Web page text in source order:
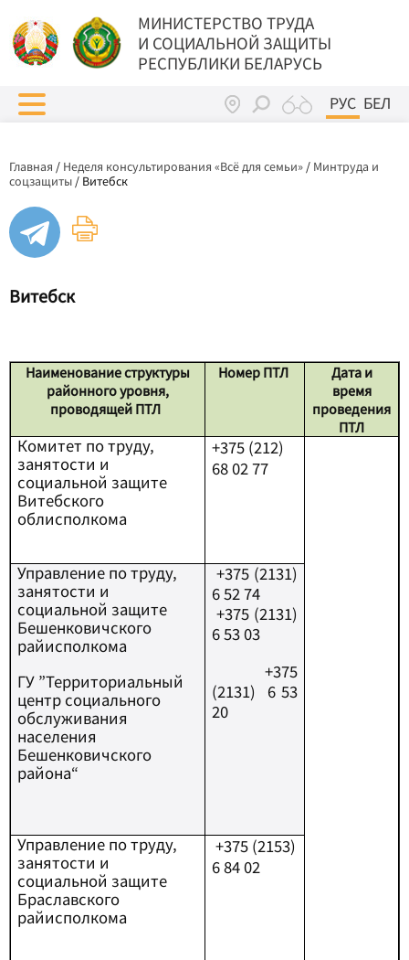
МИНИСТЕРСТВО ТРУДА
И СОЦИАЛЬНОЙ ЗАЩИТЫ
РЕСПУБЛИКИ БЕЛАРУСЬ
РУС БЕЛ
Главная / Неделя консультирования «Всё для семьи» / Минтруда и
соцзащиты / Витебск
Витебск
Наименование структуры
районного уровня,
проводящей ПТЛ
Номер ПТЛ
Дата и
время
проведения
ПТЛ
Комитет по труду,
занятости и
социальной защите
Витебского
облисполкома
+375 (212)
68 02 77
Управление по труду,
занятости и
социальной защите
Бешенковичского
райисполкома
ГУ ”Территориальный
центр социального
обслуживания
населения
Бешенковичского
района“
+375 (2131)
6 52 74
+375 (2131)
6 53 03
+375
(2131) 6 53
20
Управление по труду,
занятости и
социальной защите
Браславского
райисполкома
+375 (2153)
6 84 02